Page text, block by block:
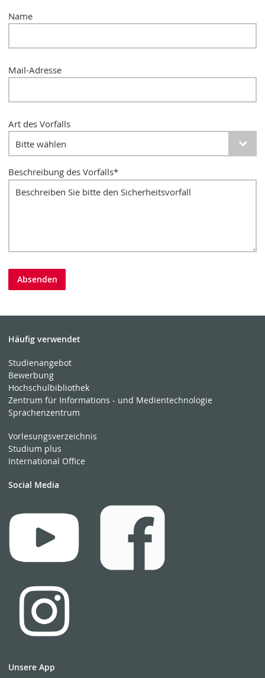
Name
Mail-Adresse
Art des Vorfalls
Beschreibung des Vorfalls*
Absenden
Häufig verwendet
Studienangebot
Bewerbung
Hochschulbibliothek
Zentrum für Informations - und Medientechnologie
Sprachenzentrum
Vorlesungsverzeichnis
Studium plus
International Office
Social Media
Unsere App